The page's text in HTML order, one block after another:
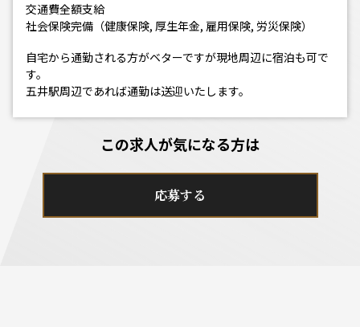
交通費全額支給
社会保険完備（健康保険, 厚生年金, 雇用保険, 労災保険）
自宅から通勤される方がベターですが現地周辺に宿泊も可で
す。
五井駅周辺であれば通勤は送迎いたします。
この求人が気になる方は
応募する